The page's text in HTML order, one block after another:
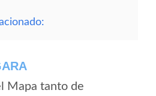
Mapa tanto de